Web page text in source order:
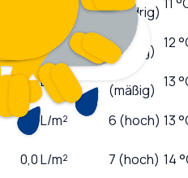
(niedrig)
L/m²
(mäßig) 12
0,0L/m²
(mäßig) 13
0,0 L/m² 6 (hoch) 13
0,0L/m² 7 (hoch) 14